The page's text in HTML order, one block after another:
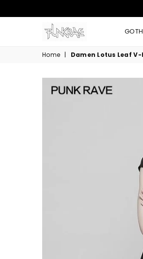
Home | Damen Lotus Leaf